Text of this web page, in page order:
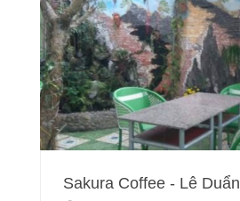
Sakura Coffee - Lê Duẩn